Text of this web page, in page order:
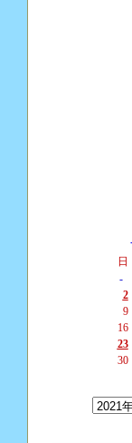
日
-
2
9
16
23
30